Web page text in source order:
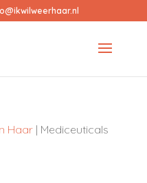
Haar | Mediceuticals